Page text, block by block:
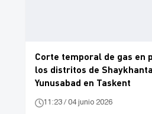
Corte temporal de gas en
los distritos de
Yunusabad en Taskent
11:23 / 04 junio 2026